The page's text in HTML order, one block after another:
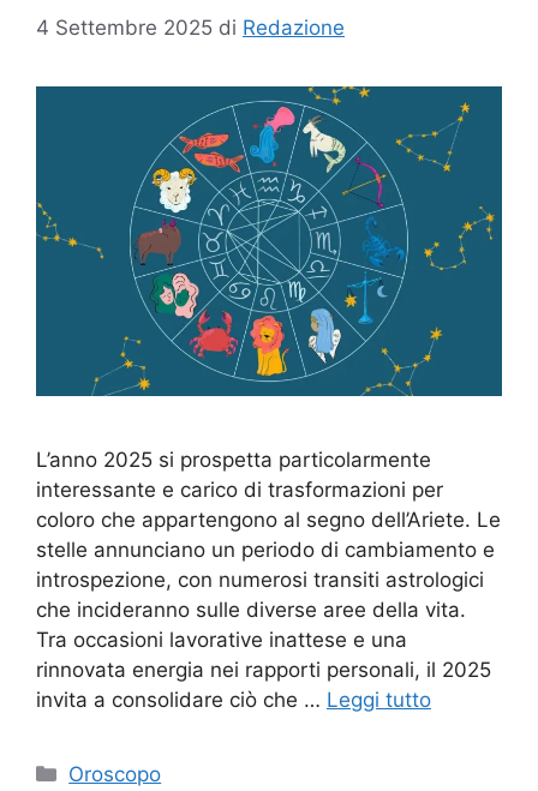
4 Settembre 2025 di Redazione
L’anno 2025 si prospetta particolarmente
interessante e carico di trasformazioni per
coloro che appartengono al segno dell’Ariete. Le
stelle annunciano un periodo di cambiamento e
introspezione, con numerosi transiti astrologici
che incideranno sulle diverse aree della vita.
Tra occasioni lavorative inattese e una
rinnovata energia nei rapporti personali, il 2025
invita a consolidare ciò che … Leggi tutto
Categorie
Oroscopo